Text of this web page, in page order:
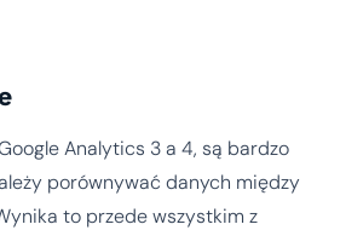
Analytics 3 a 4, są bardzo
porównywać danych między
to przede wszystkim z